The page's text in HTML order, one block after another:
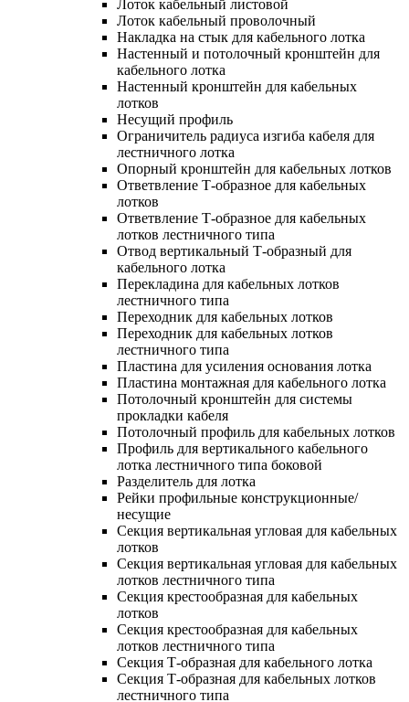
Лоток кабельный листовой
Лоток кабельный проволочный
Накладка на стык для кабельного лотка
Настенный и потолочный кронштейн для
кабельного лотка
Настенный кронштейн для кабельных
лотков
Несущий профиль
Ограничитель радиуса изгиба кабеля для
лестничного лотка
Опорный кронштейн для кабельных лотков
Ответвление Т-образное для кабельных
лотков
Ответвление Т-образное для кабельных
лотков лестничного типа
Отвод вертикальный Т-образный для
кабельного лотка
Перекладина для кабельных лотков
лестничного типа
Переходник для кабельных лотков
Переходник для кабельных лотков
лестничного типа
Пластина для усиления основания лотка
Пластина монтажная для кабельного лотка
Потолочный кронштейн для системы
прокладки кабеля
Потолочный профиль для кабельных лотков
Профиль для вертикального кабельного
лотка лестничного типа боковой
Разделитель для лотка
Рейки профильные конструкционные/
несущие
Секция вертикальная угловая для кабельных
лотков
Секция вертикальная угловая для кабельных
лотков лестничного типа
Секция крестообразная для кабельных
лотков
Секция крестообразная для кабельных
лотков лестничного типа
Секция Т-образная для кабельного лотка
Секция Т-образная для кабельных лотков
лестничного типа